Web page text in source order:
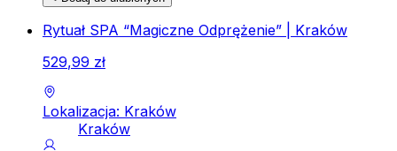
Rytuał SPA “Magiczne Odprężenie” | Kraków
529,99 zł
Lokalizacja: Kraków
Kraków